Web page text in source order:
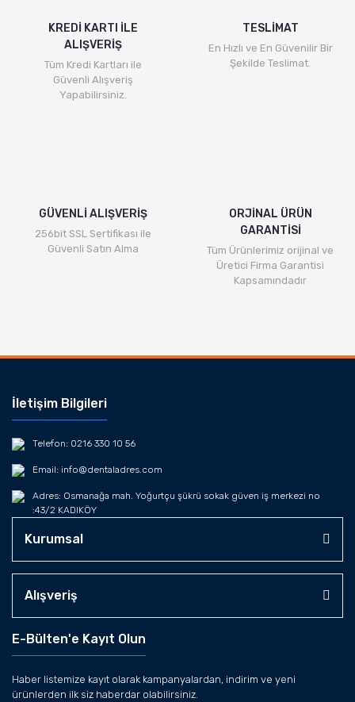
KREDİ KARTI İLE
ALIŞVERİŞ
Tüm Kredi Kartları ile
Güvenli Alışveriş
Yapabilirsiniz.
TESLİMAT
En Hızlı ve En Güvenilir Bir
Şekilde Teslimat.
GÜVENLİ ALIŞVERİŞ
256bit SSL Sertifikası ile
Güvenli Satın Alma
ORJİNAL ÜRÜN
GARANTİSİ
Tüm Ürünlerimiz orijinal ve
Üretici Firma Garantisi
Kapsamındadır
İletişim Bilgileri
Telefon: 0216 330 10 56
Email: info@dentaladres.com
Adres: Osmanağa mah. Yoğurtçu şükrü sokak güven iş merkezi no
:43/2 KADIKÖY
Kurumsal
Alışveriş
E-Bülten'e Kayıt Olun
Haber listemize kayıt olarak kampanyalardan, indirim ve yeni
ürünlerden ilk siz haberdar olabilirsiniz.